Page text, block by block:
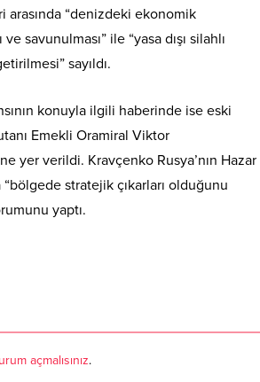
arasında “denizdeki ekonomik
savunulması” ile “yasa dışı silahlı
sayıldı.
konuyla ilgili haberinde ise eski
Emekli Oramiral Viktor
yer verildi. Kravçenko Rusya’nın Hazar
stratejik çıkarları olduğunu
yaptı.
açmalısınız.